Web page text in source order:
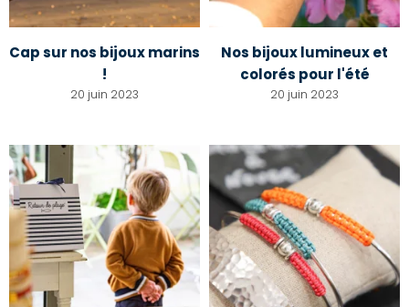
Cap sur nos bijoux marins
!
20 juin 2023
Nos bijoux lumineux et
colorés pour l'été
20 juin 2023